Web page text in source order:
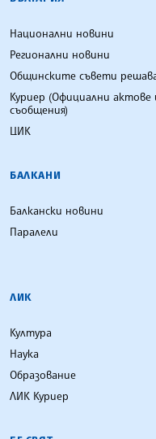
Национални новини
Регионални новини
Общинските съвети
Куриер (Официални актове
съобщения)
ЦИК
БАЛКАНИ
Балкански новини
Паралели
ЛИК
Култура
Наука
Образование
ЛИК Куриер